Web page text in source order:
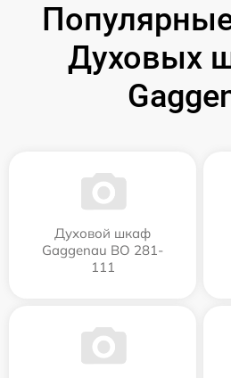
Духовых
Духовой шкаф
Gaggenau BO 281-
111